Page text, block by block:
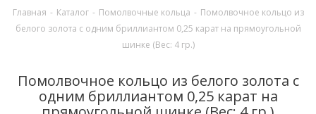
Главная - Каталог - Помолвочные кольца - Помолвочное кольцо из
белого золота с одним бриллиантом 0,25 карат на прямоугольной
шинке (Вес: 4 гр.)
Помолвочное кольцо из белого золота с
одним бриллиантом 0,25 карат на